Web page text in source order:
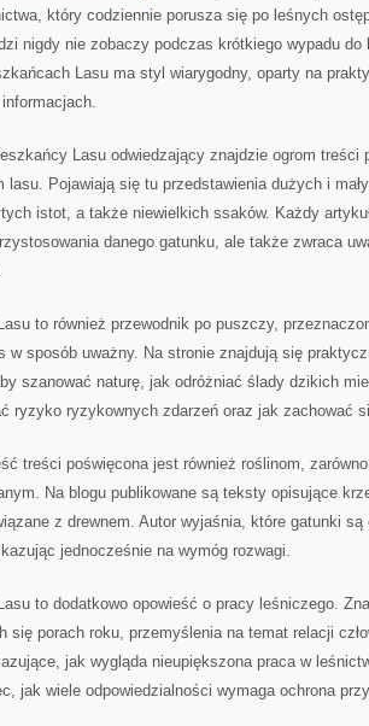
który codziennie porusza się po leśnych
nigdy nie zobaczy podczas krótkiego wypadu
Lasu ma styl wiarygodny, oparty na
Lasu odwiedzający znajdzie ogrom treści
lasu. Pojawiają się tu przedstawienia dużych i
istot, a także niewielkich ssaków. Każdy
danego gatunku, ale także zwraca
to również przewodnik po puszczy,
w sposób uważny. Na stronie znajdują się
szanować naturę, jak odróżniać ślady dzikich
ryzyko ryzykownych zdarzeń oraz jak zachować
treści poświęcona jest również roślinom,
Na blogu publikowane są teksty opisujące
z drewnem. Autor wyjaśnia, które gatunki
jednocześnie na wymóg rozwagi.
to dodatkowo opowieść o pracy leśniczego.
się porach roku, przemyślenia na temat relacji
jak wygląda nieupiększona praca w
jak wiele odpowiedzialności wymaga ochrona